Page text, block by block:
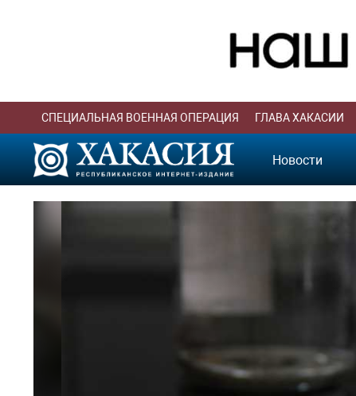
СПЕЦИАЛЬНАЯ ВОЕННАЯ ОПЕРАЦИЯ ГЛАВА ХАКАСИИ
Новости